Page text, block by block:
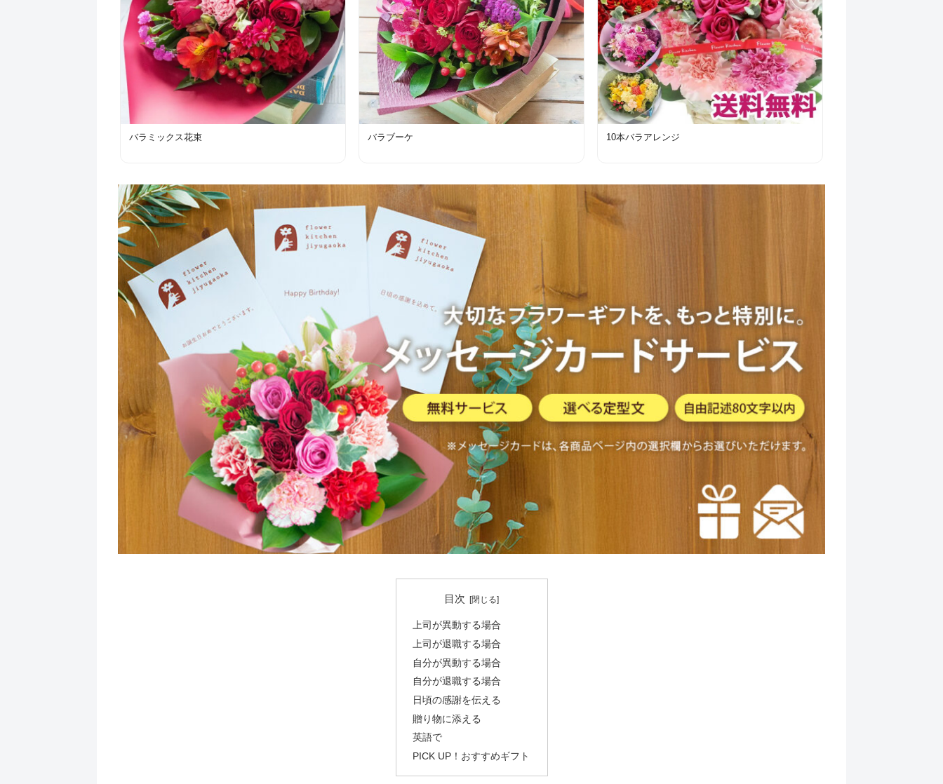
バラミックス花束 バラブーケ 10本バラアレンジ
目次
上司が異動する場合
上司が退職する場合
自分が異動する場合
自分が退職する場合
日頃の感謝を伝える
贈り物に添える
英語で
PICK UP！おすすめギフト